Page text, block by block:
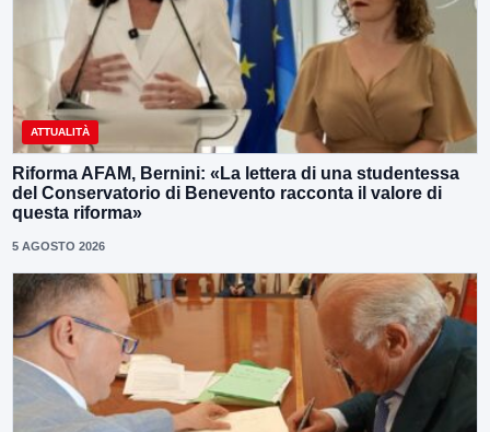
ATTUALITÀ
Riforma AFAM, Bernini: «La lettera di una studentessa
del Conservatorio di Benevento racconta il valore di
questa riforma»
5 AGOSTO 2026